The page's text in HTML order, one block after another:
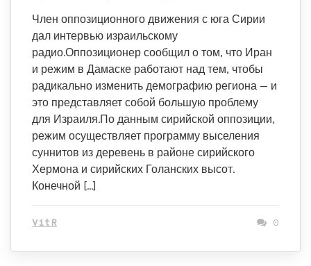
Член оппозиционного движения с юга Сирии
дал интервью израильскому
радио.Оппозиционер сообщил о том, что Иран
и режим в Дамаске работают над тем, чтобы
радикально изменить демографию региона — и
это представляет собой большую проблему
для Израиля.По данным сирийской оппозиции,
режим осуществляет программу выселения
суннитов из деревень в районе сирийского
Хермона и сирийских Голанских высот.
Конечной […]
VitR 0